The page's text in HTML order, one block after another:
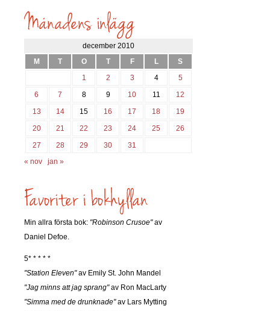
söks?
december 2010
M
T O T F L
S
1
2 3 4
5
6
7 8 9 10 11
12
13
14 15 16 17 18
19
20
21 22 23 24 25
26
27
28 29 30
31
« nov
jan »
Min allra första bok: "Robinson Crusoe"av
Daniel Defoe.
5* * * * *
"Station Eleven"av Emily St. John Mandel
"Jag minns att jag sprang"av Ron MacLarty
"Simma med de drunknade"av Lars Mytting